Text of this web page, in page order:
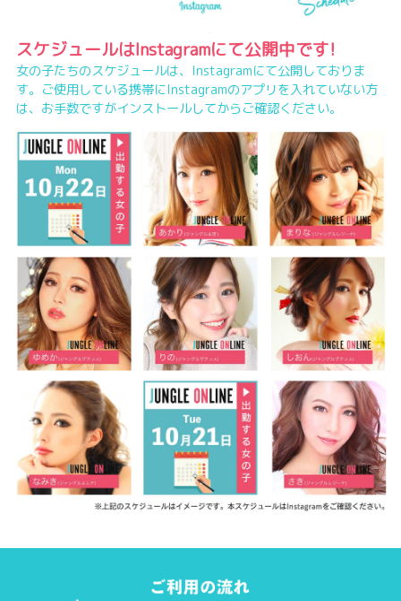
スケジュールはInstagramにて公開中です!
女の子たちのスケジュールは、Instagramにて公開しておりま
す。ご使用している携帯にInstagramのアプリを入れていない方
は、お手数ですがインストールしてからご確認ください。